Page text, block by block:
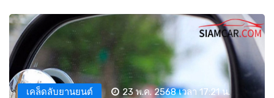
เคล็ดลับยานยนต์ 23 พ.ค. 2568 เวลา 17:21 น.